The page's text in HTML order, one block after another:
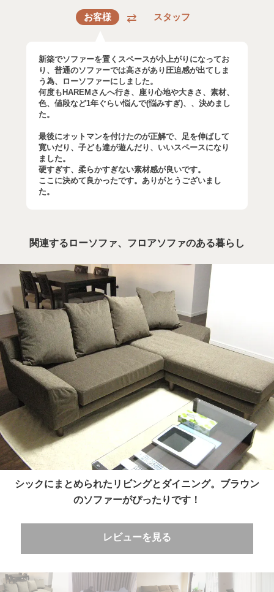
お客様 スタッフ
新築でソファーを置くスペースが小上がりになってお
り、普通のソファーでは高さがあり圧迫感が出てしま
う為、ローソファーにしました。
何度もHAREMさんへ行き、座り心地や大きさ、素材、
色、値段など1年ぐらい悩んで(悩みすぎ)、、決めまし
た。
最後にオットマンを付けたのが正解で、足を伸ばして
寛いだり、子ども達が遊んだり、いいスペースになり
ました。
硬すぎす、柔らかすぎない素材感が良いです。
ここに決めて良かったです。ありがとうございまし
た。
関連するローソファ、フロアソファのある暮らし
シックにまとめられたリビングとダイニング。ブラウン
のソファーがぴったりです！
レビューを見る